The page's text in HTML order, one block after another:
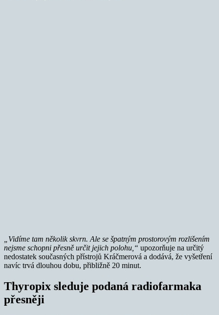
„Vidíme tam několik skvrn. Ale se špatným prostorovým rozlišením
nejsme schopni přesně určit jejich polohu,“ upozorňuje na určitý
nedostatek současných přístrojů Kráčmerová a dodává, že vyšetření
navíc trvá dlouhou dobu, přibližně 20 minut.
Thyropix sleduje podaná radiofarmaka
přesněji